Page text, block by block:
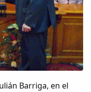
Barriga, en el